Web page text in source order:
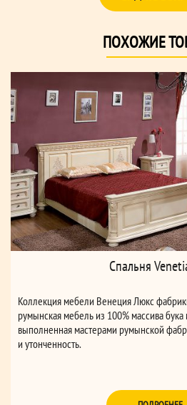
ПОХОЖИЕ
Спальня
Коллекция мебели Венеция Люкс
румынская мебель из 100% массива бука
выполненная мастерами румынской
и утонченность.